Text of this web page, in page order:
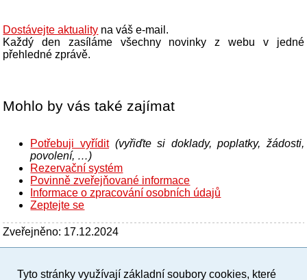
Dostávejte aktuality na váš e-mail.
Každý den zasíláme všechny novinky z webu v jedné
přehledné zprávě.
Mohlo by vás také zajímat
Potřebuji vyřídit (vyřiďte si doklady, poplatky, žádosti,
povolení, …)
Rezervační systém
Povinně zveřejňované informace
Informace o zpracování osobních údajů
Zeptejte se
Zveřejněno: 17.12.2024
Tyto stránky využívají základní soubory cookies, které